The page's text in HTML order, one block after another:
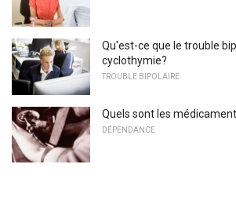
Qu'est-ce que le trouble
cyclothymie?
TROUBLE BIPOLAIRE
Quels sont les
DÉPENDANCE